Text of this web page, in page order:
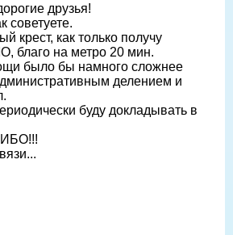
друзья!
советуете.
крест, как только получу
благо на метро 20 мин.
было бы намного сложнее
делением и
буду докладывать в